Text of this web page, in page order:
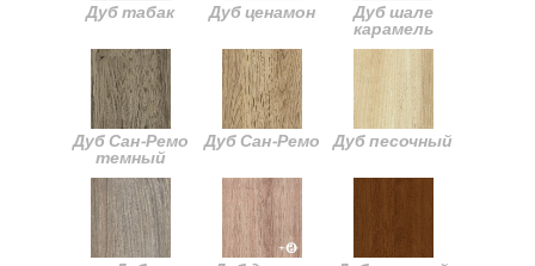
Дуб табак Дуб ценамон
Дуб шале
карамель
Дуб Сан-Ремо
темный
Дуб Сан-Ремо Дуб песочный